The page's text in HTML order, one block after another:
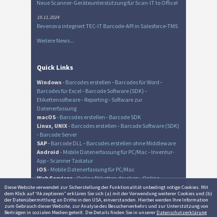
Diese Website verwendet zur Sicher­stellung der Funk­tionalität unbedingt nötige Cookies. Mit
dem Klick auf “Akzeptieren” erklären Sie sich (a) mit der Verwendung weiterer Cookies und (b)
der Daten­übermittlung an Dritte in den USA, einverstanden. Hierbei werden Ihre Information
zum Gebrauch dieser Website, zur Analyse des Besucher­verkehrs und zur Unter­stützung von
Beiträgen in sozialen Medien geteilt. Die Details finden Sie in unserer Datenschutzerklärung
Neue Scanner-Geräteunterstützung für Scan-IT to Office!
19.11.2024
Revenova integriert TEC-IT Barcode-API in Salesforce-TMS
Weitere News...
Quick Links
Windows- Barcodes erstellen - Barcodes für Word -
Barcodes für Excel- Barcode Software (SDK) -
Etikettensoftware- Reporting- Software zur
Datenerfassung
macOS- Barcodes erstellen - Barcode SDK
Linux, UNIX- Barcodes erstellen - Barcode Software (SDK)
- Barcode Server
SAP- Barcode DLL- Barcodes erstellen ohne Middleware
Android - Mobile Datenerfassung für PC/Mac - Inventur-
App- Scanner Tastatur
iOS- Mobile Datenerfassung für PC/Mac
Web Services-Online Etiketten drucken-Online
Barcode Generator-Online QR-Code Generator
© TEC-IT Datenverarbeitung GmbH, Austria